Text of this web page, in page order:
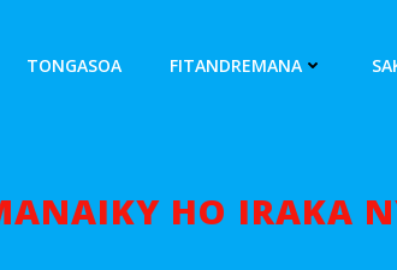
TONGASOA FITANDREMANA
HO IRAKA